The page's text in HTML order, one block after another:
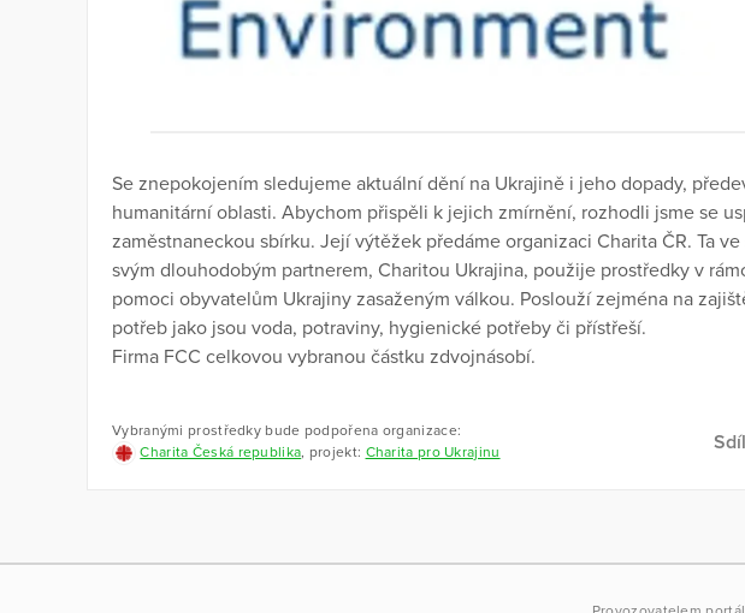
Se znepokojením sledujeme aktuální dění na Ukrajině i jeho dopady,
humanitární oblasti. Abychom přispěli k jejich zmírnění, rozhodli jsme se
zaměstnaneckou sbírku. Její výtěžek předáme organizaci Charita ČR. Ta
svým dlouhodobým partnerem, Charitou Ukrajina, použije prostředky v
pomoci obyvatelům Ukrajiny zasaženým válkou. Poslouží zejména na
potřeb jako jsou voda, potraviny, hygienické potřeby či přístřeší.
Firma FCC celkovou vybranou částku zdvojnásobí.
Vybranými prostředky bude podpořena organizace:
Charita Česká republika , projekt: Charita pro Ukrajinu